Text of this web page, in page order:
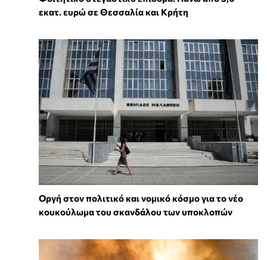
εκατ. ευρώ σε Θεσσαλία και Κρήτη
Οργή στον πολιτικό και νομικό κόσμο για το νέο
κουκούλωμα του σκανδάλου των υποκλοπών